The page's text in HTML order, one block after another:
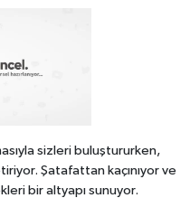
sizleri buluştururken,
Şatafattan kaçınıyor ve
bir altyapı sunuyor.